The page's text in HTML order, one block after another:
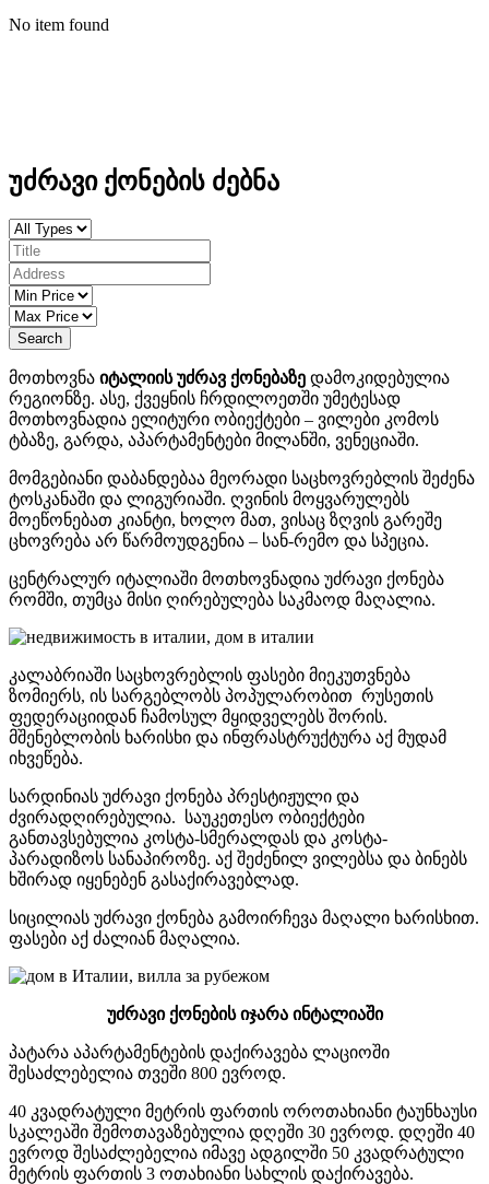
No item found
უძრავი ქონების ძებნა
Search
მოთხოვნა იტალიის უძრავ ქონებაზე დამოკიდებულია
რეგიონზე. ასე, ქვეყნის ჩრდილოეთში უმეტესად
მოთხოვნადია ელიტური ობიექტები – ვილები კომოს
ტბაზე, გარდა, აპარტამენტები მილანში, ვენეციაში.
მომგებიანი დაბანდებაა მეორადი საცხოვრებლის შეძენა
ტოსკანაში და ლიგურიაში. ღვინის მოყვარულებს
მოეწონებათ კიანტი, ხოლო მათ, ვისაც ზღვის გარეშე
ცხოვრება არ წარმოუდგენია – სან-რემო და სპეცია.
ცენტრალურ იტალიაში მოთხოვნადია უძრავი ქონება
რომში, თუმცა მისი ღირებულება საკმაოდ მაღალია.
კალაბრიაში საცხოვრებლის ფასები მიეკუთვნება
ზომიერს, ის სარგებლობს პოპულარობით რუსეთის
ფედერაციიდან ჩამოსულ მყიდველებს შორის.
მშენებლობის ხარისხი და ინფრასტრუქტურა აქ მუდამ
იხვეწება.
სარდინიას უძრავი ქონება პრესტიჟული და
ძვირადღირებულია. საუკეთესო ობიექტები
განთავსებულია კოსტა-სმერალდას და კოსტა-
პარადიზოს სანაპიროზე. აქ შეძენილ ვილებსა და ბინებს
ხშირად იყენებენ გასაქირავებლად.
სიცილიას უძრავი ქონება გამოირჩევა მაღალი ხარისხით.
ფასები აქ ძალიან მაღალია.
უძრავი ქონების იჯარა ინტალიაში
პატარა აპარტამენტების დაქირავება ლაციოში
შესაძლებელია თვეში 800 ევროდ.
40 კვადრატული მეტრის ფართის ოროთახიანი ტაუნხაუსი
სკალეაში შემოთავაზებულია დღეში 30 ევროდ. დღეში 40
ევროდ შესაძლებელია იმავე ადგილში 50 კვადრატული
მეტრის ფართის 3 ოთახიანი სახლის დაქირავება.